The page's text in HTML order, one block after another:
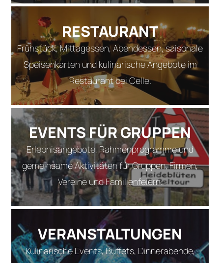
RESTAURANT
Frühstück, Mittagessen, Abendessen, saisonale
Speisenkarten und kulinarische Angebote im
Restaurant bei Celle.
EVENTS FÜR GRUPPEN
Erlebnisangebote, Rahmenprogramme und
gemeinsame Aktivitäten für Gruppen, Firmen,
Vereine und Familienfeiern.
VERANSTALTUNGEN
Kulinarische Events, Buffets, Dinnerabende,